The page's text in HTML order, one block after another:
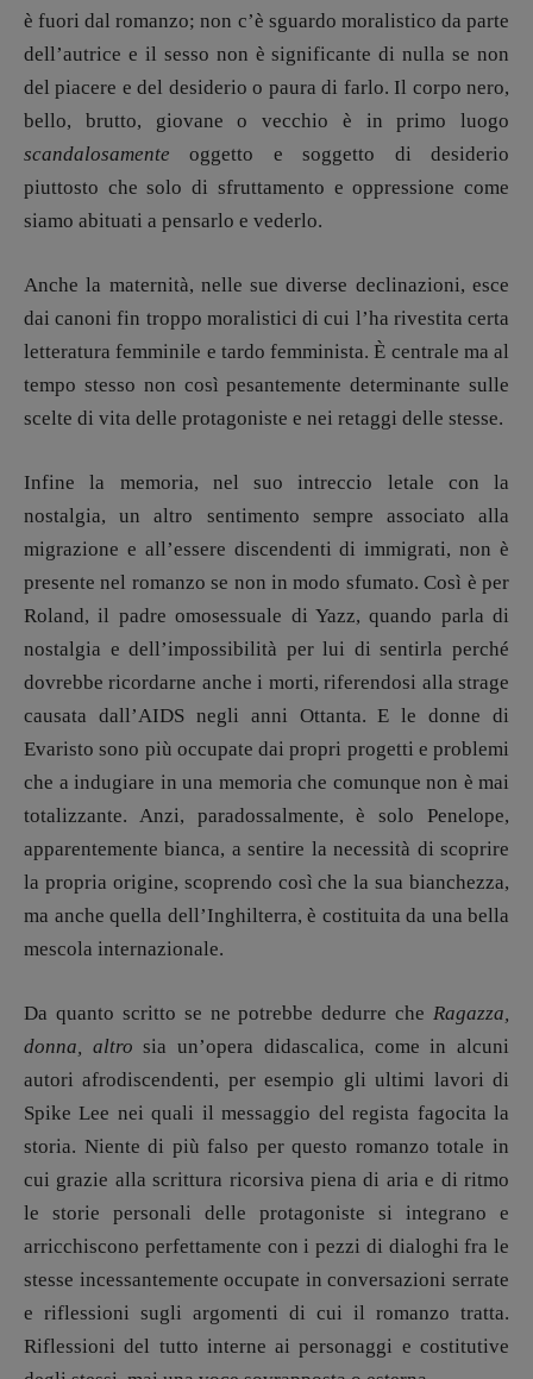
è fuori dal romanzo; non c’è sguardo moralistico da parte
dell’autrice e il sesso non è significante di nulla se non
del piacere e del desiderio o paura di farlo. Il corpo nero,
bello, brutto, giovane o vecchio è in primo luogo
scandalosamente oggetto e soggetto di desiderio
piuttosto che solo di sfruttamento e oppressione come
siamo abituati a pensarlo e vederlo.
Anche la maternità, nelle sue diverse declinazioni, esce
dai canoni fin troppo moralistici di cui l’ha rivestita certa
letteratura femminile e tardo femminista. È centrale ma al
tempo stesso non così pesantemente determinante sulle
scelte di vita delle protagoniste e nei retaggi delle stesse.
Infine la memoria, nel suo intreccio letale con la
nostalgia, un altro sentimento sempre associato alla
migrazione e all’essere discendenti di immigrati, non è
presente nel romanzo se non in modo sfumato. Così è per
Roland, il padre omosessuale di Yazz, quando parla di
nostalgia e dell’impossibilità per lui di sentirla perché
dovrebbe ricordarne anche i morti, riferendosi alla strage
causata dall’AIDS negli anni Ottanta. E le donne di
Evaristo sono più occupate dai propri progetti e problemi
che a indugiare in una memoria che comunque non è mai
totalizzante. Anzi, paradossalmente, è solo Penelope,
apparentemente bianca, a sentire la necessità di scoprire
la propria origine, scoprendo così che la sua bianchezza,
ma anche quella dell’Inghilterra, è costituita da una bella
mescola internazionale.
Da quanto scritto se ne potrebbe dedurre che Ragazza,
donna, altro sia un’opera didascalica, come in alcuni
autori afrodiscendenti, per esempio gli ultimi lavori di
Spike Lee nei quali il messaggio del regista fagocita la
storia. Niente di più falso per questo romanzo totale in
cui grazie alla scrittura ricorsiva piena di aria e di ritmo
le storie personali delle protagoniste si integrano e
arricchiscono perfettamente con i pezzi di dialoghi fra le
stesse incessantemente occupate in conversazioni serrate
e riflessioni sugli argomenti di cui il romanzo tratta.
Riflessioni del tutto interne ai personaggi e costitutive